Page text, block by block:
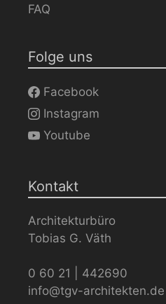
FAQ
Folge uns
Facebook
Instagram
Youtube
Kontakt
Architekturbüro
Tobias G. Väth
0 60 21 | 442690
info@tgv-architekten.de